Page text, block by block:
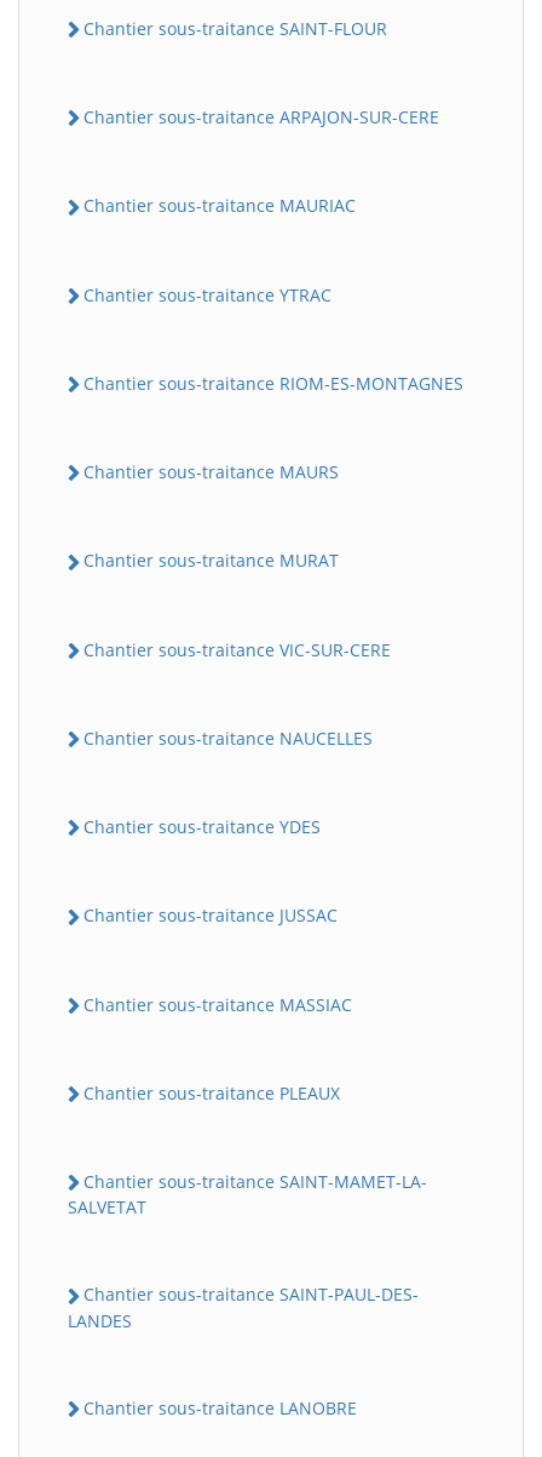
Chantier sous-traitance SAINT-FLOUR
Chantier sous-traitance ARPAJON-SUR-CERE
Chantier sous-traitance MAURIAC
Chantier sous-traitance YTRAC
Chantier sous-traitance RIOM-ES-MONTAGNES
Chantier sous-traitance MAURS
Chantier sous-traitance MURAT
Chantier sous-traitance VIC-SUR-CERE
Chantier sous-traitance NAUCELLES
Chantier sous-traitance YDES
Chantier sous-traitance JUSSAC
Chantier sous-traitance MASSIAC
Chantier sous-traitance PLEAUX
Chantier sous-traitance SAINT-MAMET-LA-
SALVETAT
Chantier sous-traitance SAINT-PAUL-DES-
LANDES
Chantier sous-traitance LANOBRE